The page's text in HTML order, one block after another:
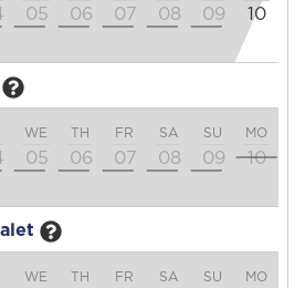
05 06 07 08 09 10
WE
05
TH
06
FR
07
SA
08
SU
09
MO
10
WE TH FR SA SU MO